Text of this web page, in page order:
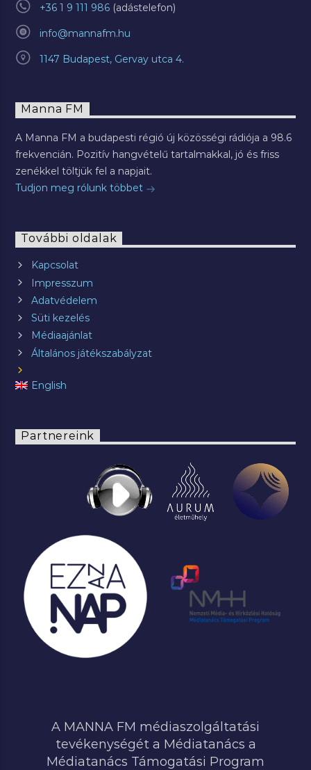
+36 1 9 111 986
info@mannafm.hu
1147 Budapest, Gervay utca 4.
Manna FM
A Manna FM a budapesti régió új közösségi rádiója a 98.6
frekvencián. Pozitív hangvételű tartalmakkal, jó és friss
zenékkel töltjük fel a napjait.
Tudjon meg rólunk többet
További oldalak
Kapcsolat
Impresszum
Adatvédelem
Süti kezelés
Médiaajánlat
Általános játékszabályzat
English
Partnereink
A MANNA FM médiaszolgáltatási
tevékenységét a Médiatanács a
Médiatanács Támogatási Program